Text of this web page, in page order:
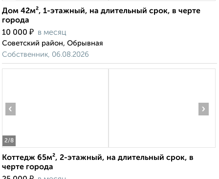
Дом 42м², 1-этажный, на длительный срок, в черте
города
10 000 ₽ в месяц
Советский район, Обрывная
Собственник, 06.08.2026
2/8
‹ ›
Коттедж 65м², 2-этажный, на длительный срок, в
черте города